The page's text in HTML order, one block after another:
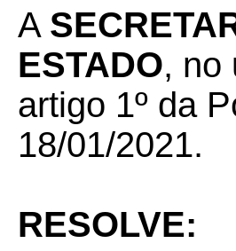
A
ESTADO, no
artigo 1º da
18/01/2021.
RESOLVE: